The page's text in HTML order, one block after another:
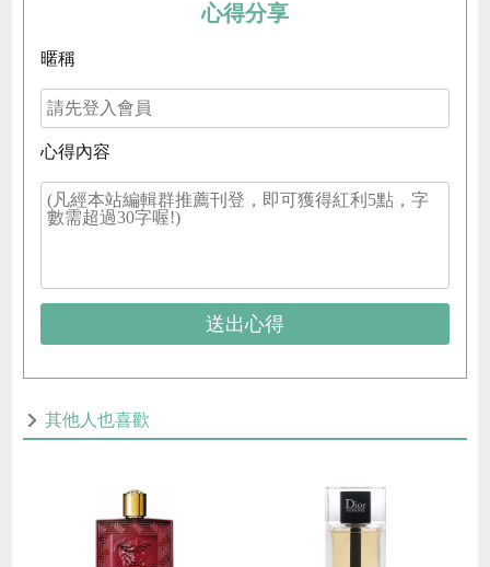
心得分享
暱稱
心得內容
送出心得
其他人也喜歡